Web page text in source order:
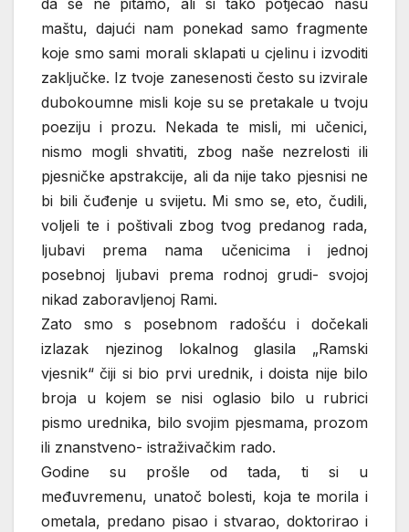
da se ne pitamo, ali si tako potjecao našu
maštu, dajući nam ponekad samo fragmente
koje smo sami morali sklapati u cjelinu i izvoditi
zaključke. Iz tvoje zanesenosti često su izvirale
dubokoumne misli koje su se pretakale u tvoju
poeziju i prozu. Nekada te misli, mi učenici,
nismo mogli shvatiti, zbog naše nezrelosti ili
pjesničke apstrakcije, ali da nije tako pjesnisi ne
bi bili čuđenje u svijetu. Mi smo se, eto, čudili,
voljeli te i poštivali zbog tvog predanog rada,
ljubavi prema nama učenicima i jednoj
posebnoj ljubavi prema rodnoj grudi- svojoj
nikad zaboravljenoj Rami.
Zato smo s posebnom radošću i dočekali
izlazak njezinog lokalnog glasila „Ramski
vjesnik“ čiji si bio prvi urednik, i doista nije bilo
broja u kojem se nisi oglasio bilo u rubrici
pismo urednika, bilo svojim pjesmama, prozom
ili znanstveno- istraživačkim rado.
Godine su prošle od tada, ti si u
međuvremenu, unatoč bolesti, koja te morila i
ometala, predano pisao i stvarao, doktorirao i